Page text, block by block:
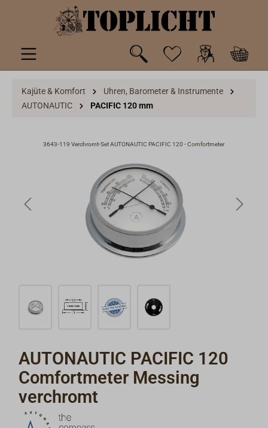
springen
Kajüte & Komfort
Uhren, Barometer & Instrumente
AUTONAUTIC
PACIFIC 120 mm
3643-119 Verchromt-Set AUTONAUTIC PACIFIC 120 - Comfortmeter
AUTONAUTIC PACIFIC 120
Comfortmeter Messing
verchromt